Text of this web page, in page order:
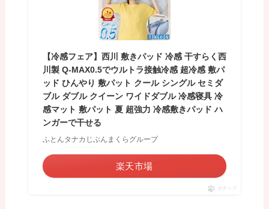
【冷感フェア】西川 敷きパッド 冷感 干すらく西
川製 Q-MAX0.5でウルトラ接触冷感 超冷感 敷パ
ッド ひんやり 敷パット クール シングル セミダ
ブル ダブル クイーン ワイドダブル 冷感寝具 冷
感マット 敷パット 夏 超強力 冷感敷きパッド ハ
ンガーで干せる
ふとんタナカじぶんまくらグループ
楽天市場
ポチップ